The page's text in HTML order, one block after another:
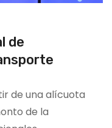
de
de una alícuota
de la